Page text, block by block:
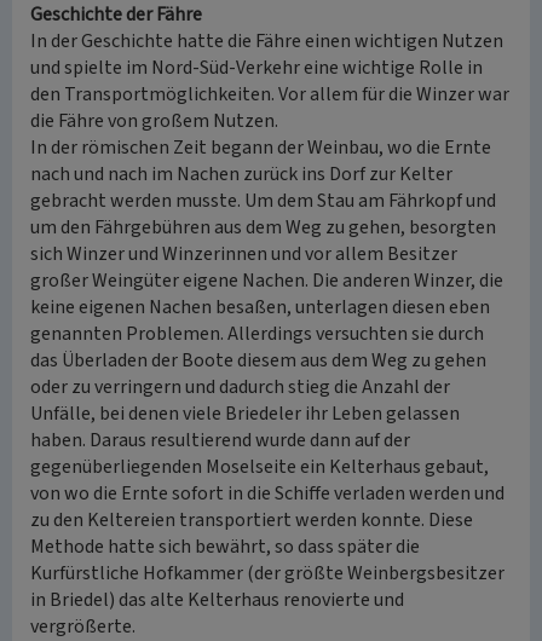
Geschichte der Fähre
In der Geschichte hatte die Fähre einen wichtigen Nutzen
und spielte im Nord-Süd-Verkehr eine wichtige Rolle in
den Transportmöglichkeiten. Vor allem für die Winzer war
die Fähre von großem Nutzen.
In der römischen Zeit begann der Weinbau, wo die Ernte
nach und nach im Nachen zurück ins Dorf zur Kelter
gebracht werden musste. Um dem Stau am Fährkopf und
um den Fährgebühren aus dem Weg zu gehen, besorgten
sich Winzer und Winzerinnen und vor allem Besitzer
großer Weingüter eigene Nachen. Die anderen Winzer, die
keine eigenen Nachen besaßen, unterlagen diesen eben
genannten Problemen. Allerdings versuchten sie durch
das Überladen der Boote diesem aus dem Weg zu gehen
oder zu verringern und dadurch stieg die Anzahl der
Unfälle, bei denen viele Briedeler ihr Leben gelassen
haben. Daraus resultierend wurde dann auf der
gegenüberliegenden Moselseite ein Kelterhaus gebaut,
von wo die Ernte sofort in die Schiffe verladen werden und
zu den Keltereien transportiert werden konnte. Diese
Methode hatte sich bewährt, so dass später die
Kurfürstliche Hofkammer (der größte Weinbergsbesitzer
in Briedel) das alte Kelterhaus renovierte und
vergrößerte.